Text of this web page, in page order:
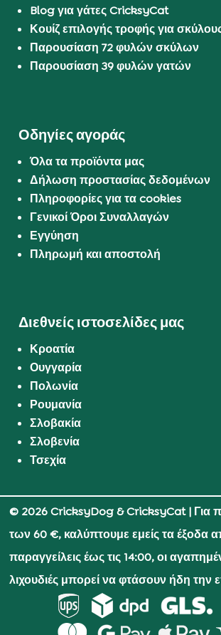
Blog για γάτες CricksyCat
Κουίζ επιλογής τροφής για
Παρουσίαση 72 φυλών σκύλων
Παρουσίαση 39 φυλών γατών
Οδηγίες αγοράς
Όλα τα προϊόντα μας
Δήλωση προστασίας δεδομένων
Πληροφορίες για τα cookies
Γενικοί Όροι Συναλλαγών
Εγγύηση
Πληρωμή και αποστολή
Διεθνείς ιστοσελίδες μας
Κροατία
Ουγγαρία
Πολωνία
Ρουμανία
Σλοβακία
Σλοβενία
Τσεχία
© 2026 CricksyDog & CricksyCat| Για
των 60 €, καλύπτουμε εμείς τα έξοδα
παραγγείλεις έως τις 14:00, οι
λιχουδιές μπορεί να φτάσουν ήδη την